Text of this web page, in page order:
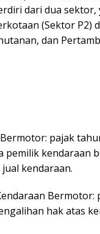
dari dua sektor,
(Sektor P2)
dan
pajak
pemilik kendaraan
kendaraan.
Bermotor:
hak atas